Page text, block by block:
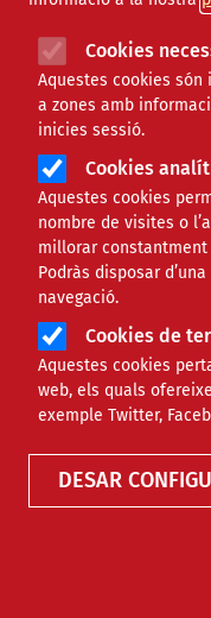
Cookies
Aquestes cookies
a zones amb
inicies sessió.
Cookies
Aquestes cookies
nombre de visites o
millorar
Podràs disposar
navegació.
Cookies de
Aquestes cookies
web, els quals
exemple Twitter,
DESAR
Iolanda
fotografia a
la setena
l’Objectiu'
NOTÍCIES